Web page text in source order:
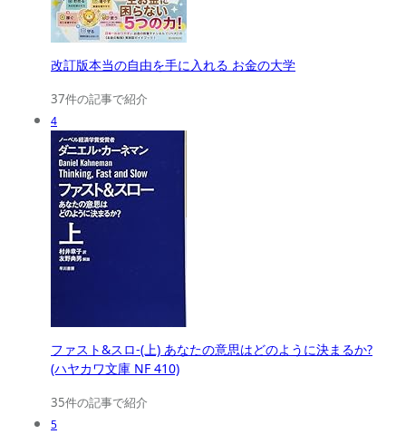
改訂版本当の自由を手に入れる お金の大学
37件の記事で紹介
4
ファスト&スロ-(上) あなたの意思はどのように決まるか?
(ハヤカワ文庫 NF 410)
35件の記事で紹介
5